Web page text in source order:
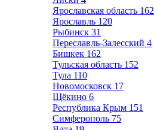
Ярославская область 162
Ярославль 120
Рыбинск 31
Переславль-Залесский 4
Бишкек 162
Тульская область 152
Тула 110
Новомосковск 17
Щёкино 6
Республика Крым 151
Симферополь 75